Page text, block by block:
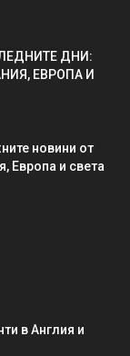
ДНИ:
ЕВРОПА И
новини от
Европа и света
в Англия и